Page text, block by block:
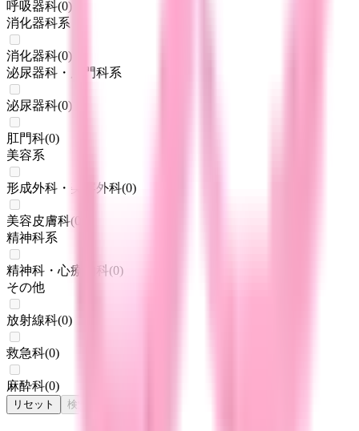
呼吸器科(0)
消化器科系
消化器科(0)
泌尿器科・肛門科系
泌尿器科(0)
肛門科(0)
美容系
形成外科・美容外科(0)
美容皮膚科(0
精神科系
精神科・心療内科(0)
その他
放射線科(0)
救急科(0)
麻酔科(0)
リセット 検索